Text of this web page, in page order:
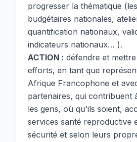
progresser la thématique
budgétaires nationales,
quantification nationaux,
indicateurs nationaux… ).
ACTION : défendre et
efforts, en tant que
Afrique Francophone et
partenaires, qui contribuent
les gens, où qu'ils soient,
services santé reproductive
sécurité et selon leurs